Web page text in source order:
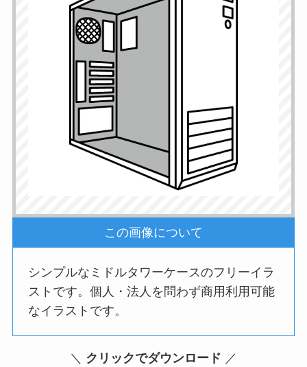
この画像について
シンプルなミドルタワーケースのフリーイラ
ストです。個人・法人を問わず商用利用可能
なイラストです。
＼ クリックでダウンロード ／